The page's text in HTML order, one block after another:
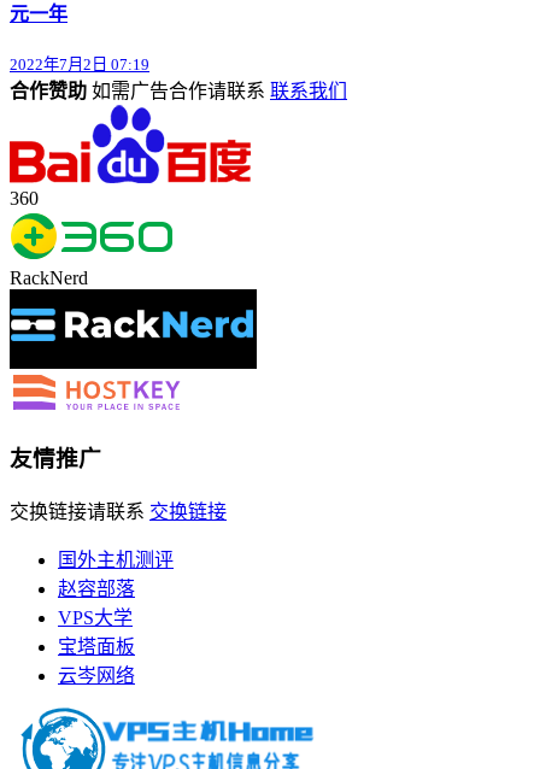
元一年
2022年7月2日 07:19
合作赞助 如需广告合作请联系 联系我们
360
RackNerd
友情推广
交换链接请联系 交换链接
国外主机测评
赵容部落
VPS大学
宝塔面板
云岑网络